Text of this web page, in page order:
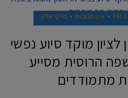
אין תגובות מיקי אלון
מוקד סיוע נפשי
הרוסית מסייע
מתמודדים